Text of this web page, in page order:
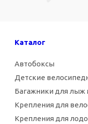
Каталог
Автобоксы
Детские
Багажники для лыж
Крепления для
Крепления для